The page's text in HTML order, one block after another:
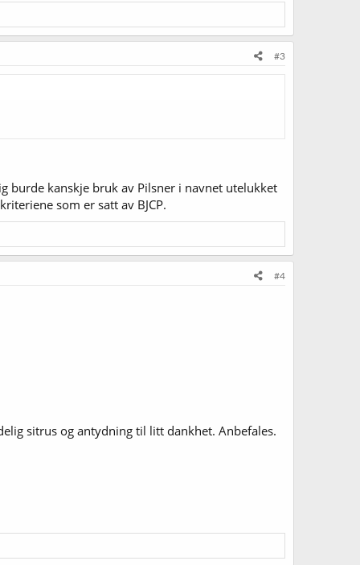
#3
burde kanskje bruk av Pilsner i navnet utelukket
som er satt av BJCP.
#4
sitrus og antydning til litt dankhet. Anbefales.